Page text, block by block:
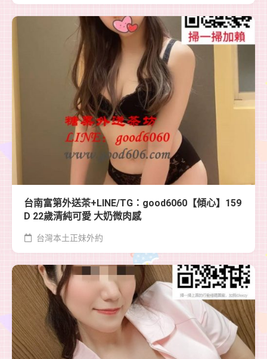
台南富第外送茶+LINE/TG：good6060【傾心】159
D 22歲清純可愛 大奶微肉感
台灣本土正妹外約